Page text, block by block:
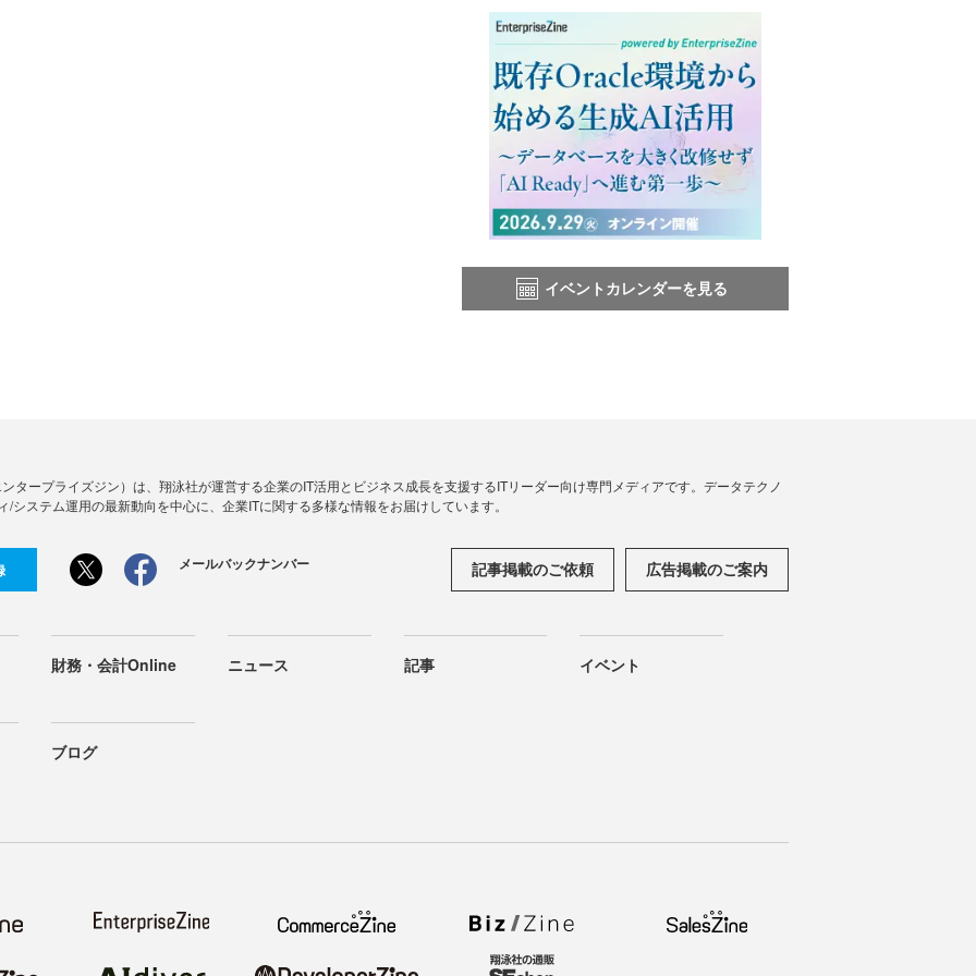
イベントカレンダーを見る
ンタープライズジン）は、翔泳社が運営する企業のIT活用とビジネス成長を支援するITリーダー向け専門メディアです。データテクノ
/システム運用の最新動向を中心に、企業ITに関する多様な情報をお届けしています。
メールバックナンバー 記事掲載のご依頼 広告掲載のご案内
財務・会計Online ニュース 記事 イベント
ブログ